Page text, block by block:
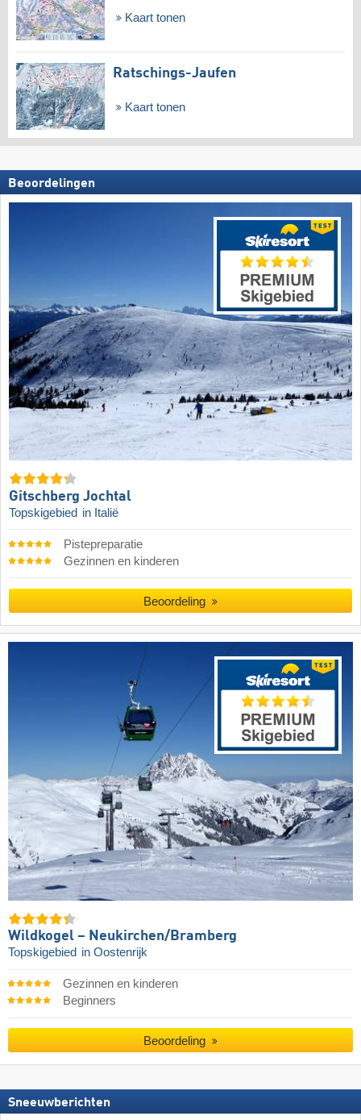
Kaart tonen
Ratschings-Jaufen
Kaart tonen
Beoordelingen
Gitschberg Jochtal
Topskigebied in Italië
Pistepreparatie
Gezinnen en kinderen
Beoordeling
Wildkogel – Neukirchen/​Bramberg
Topskigebied in Oostenrijk
Gezinnen en kinderen
Beginners
Beoordeling
Sneeuwberichten